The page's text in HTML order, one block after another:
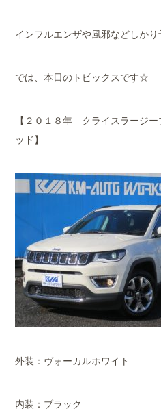
インフルエンザや風邪などしか
では、本日のトピックスです☆
【２０１８年 クライスラージ
ッド】
外装：ヴォーカルホワイト
内装：ブラック